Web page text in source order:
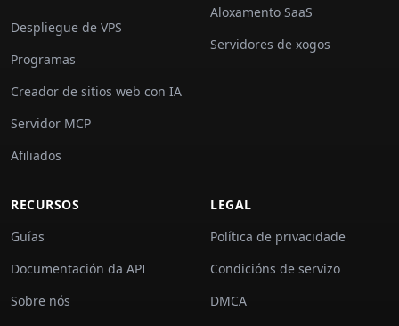
Despliegue de VPS
Programas
Creador de sitios web con IA
Servidor MCP
Afiliados
Aloxamento SaaS
Servidores de xogos
RECURSOS
Guías
Documentación da API
Sobre nós
LEGAL
Política de privacidade
Condicións de servizo
DMCA